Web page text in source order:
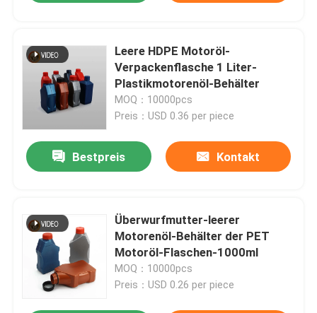
Leere HDPE Motoröl-
Verpackenflasche 1 Liter-
Plastikmotorenöl-Behälter
MOQ：10000pcs
Preis：USD 0.36 per piece
Bestpreis Kontakt
Überwurfmutter-leerer
Motorenöl-Behälter der PET
Motoröl-Flaschen-1000ml
MOQ：10000pcs
Preis：USD 0.26 per piece